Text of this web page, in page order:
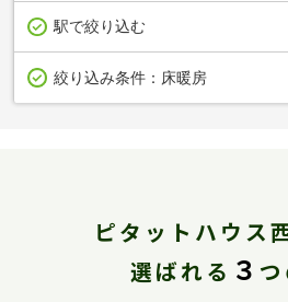
駅で絞り込む
絞り込み条件： 床暖房
ピタットハウス
選ばれる ３